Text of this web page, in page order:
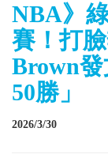
NBA》
賽！打
Brown
50勝」
2026/3/30